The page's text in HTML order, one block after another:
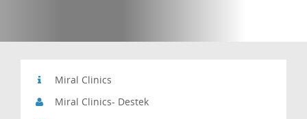
Miral Clinics
Miral Clinics- Destek